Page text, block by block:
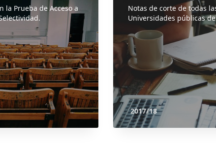
la Prueba de Acceso a
Notas de corte de todas
Universidades públicas
2017/18